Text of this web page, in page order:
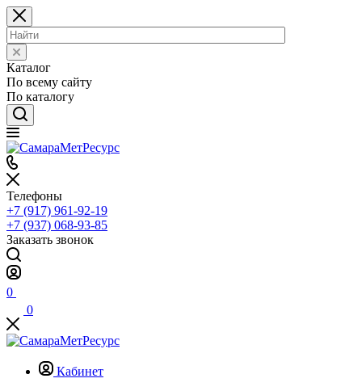
Каталог
По всему сайту
По каталогу
Телефоны
+7 (917) 961-92-19
+7 (937) 068-93-85
Заказать звонок
0
0
Кабинет